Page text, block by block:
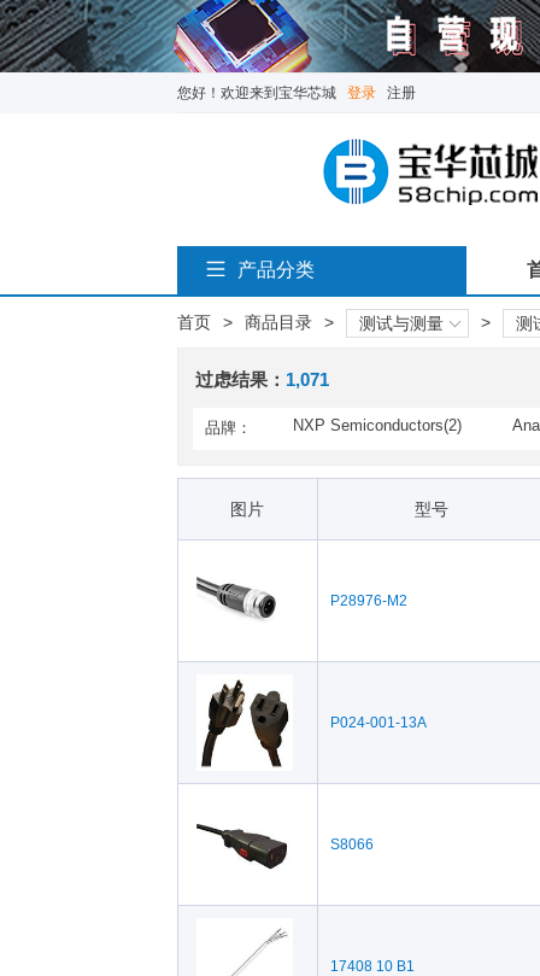
您好！欢迎来到宝华芯城 登录 注册
产品分类
首页 > 商品目录 > 测试与测量 > 测
过虑结果： 1,071
品牌： NXP Semiconductors(2)
Intel(23)
Phihong(7)
Volex(234)
图片 型号
P28976-M2
P024-001-13A
S8066
17408 10 B1